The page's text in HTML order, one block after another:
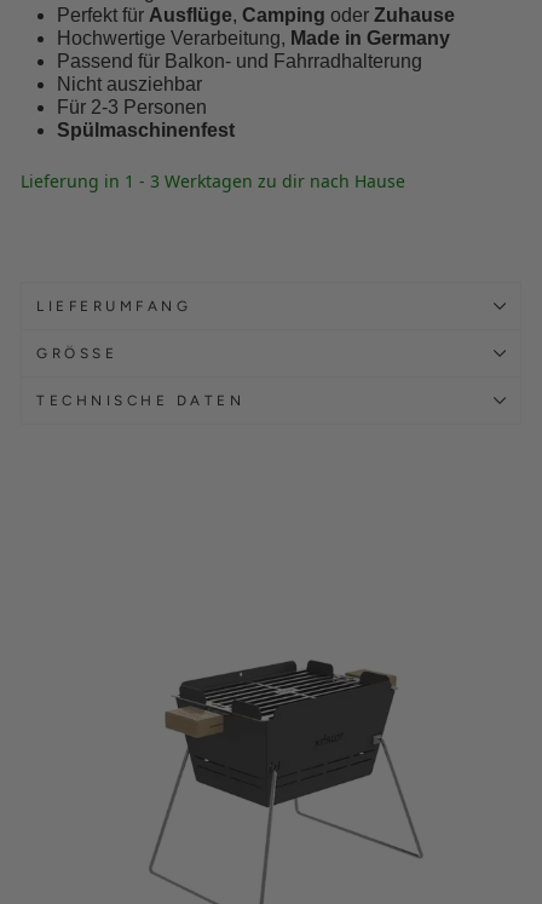
Perfekt für Ausflüge, Camping oder Zuhause
Hochwertige Verarbeitung, Made in Germany
Passend für Balkon- und Fahrradhalterung
Nicht ausziehbar
Für 2-3 Personen
Spülmaschinenfest
Lieferung in 1 - 3 Werktagen zu dir nach Hause
LIEFERUMFANG
GRÖSSE
TECHNISCHE DATEN